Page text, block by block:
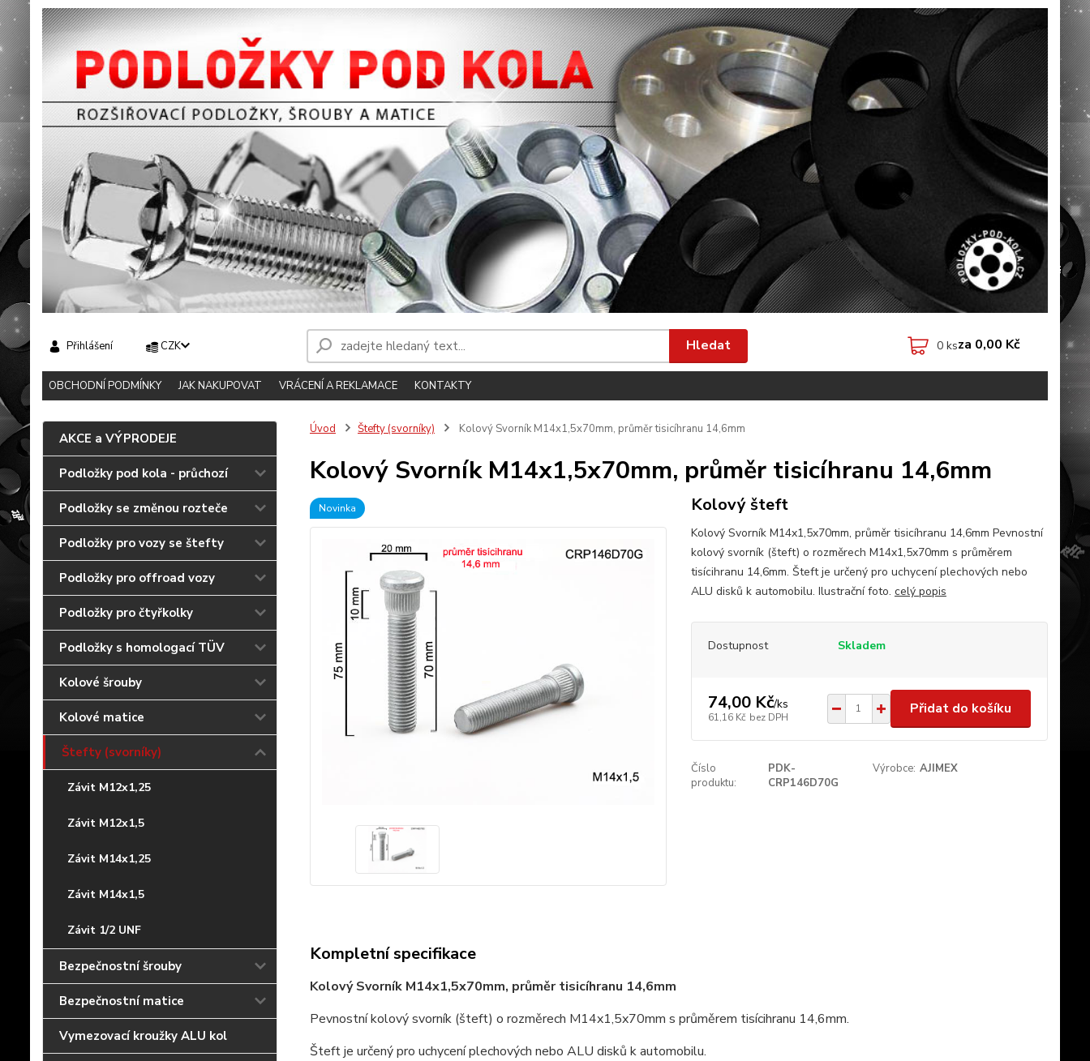
OBCHODNÍ PODMÍNKY JAK NAKUPOVAT VRÁCENÍ A REKLAMACE KONTAKTY
CZK
Přihlášení Hledat 0ksza 0,00 Kč
AKCE a VÝPRODEJE
Podložky pod kola - průchozí
Podložky se změnou rozteče
Podložky pro vozy se štefty
Podložky pro offroad vozy
Podložky pro čtyřkolky
Podložky s homologací TÜV
Kolové šrouby
Kolové matice
Štefty (svorníky)
Závit M12x1,25
Závit M12x1,5
Závit M14x1,25
Závit M14x1,5
Závit 1/2 UNF
Bezpečnostní šrouby
Bezpečnostní matice
Vymezovací kroužky ALU kol
Úvod Štefty (svorníky) Kolový Svorník M14x1,5x70mm, průměr tisicíhranu 14,6mm
Kolový Svorník M14x1,5x70mm, průměr tisicíhranu 14,6mm
Novinka Kolový šteft
Kolový Svorník M14x1,5x70mm, průměr tisicíhranu 14,6mm Pevnostní
kolový svorník (šteft) o rozměrech M14x1,5x70mm s průměrem
tisícihranu 14,6mm. Šteft je určený pro uchycení plechových nebo
ALU disků k automobilu. Ilustrační foto. celý popis
Dostupnost Skladem
74,00 Kč/ks
61,16 Kč bez DPH
Přidat do košíku
Číslo
produktu:
PDK-
CRP146D70G
Výrobce: AJIMEX
Kompletní specifikace
Kolový Svorník M14x1,5x70mm, průměr tisicíhranu 14,6mm
Pevnostní kolový svorník (šteft) o rozměrech M14x1,5x70mm s průměrem tisícihranu 14,6mm.
Šteft je určený pro uchycení plechových nebo ALU disků k automobilu.